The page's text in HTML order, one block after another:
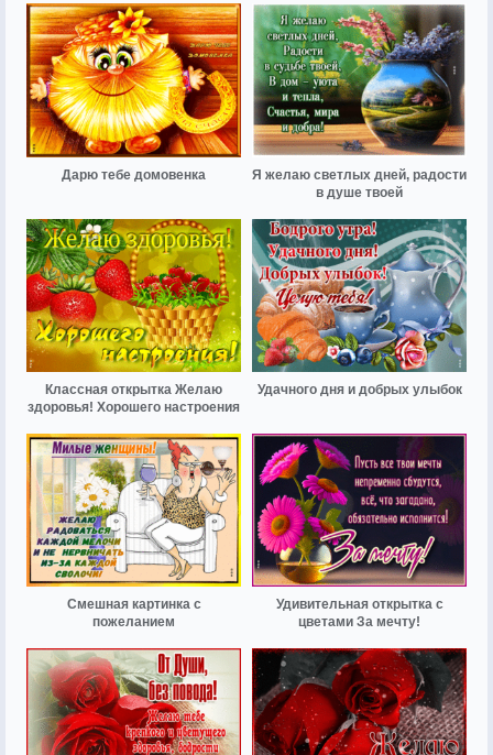
Дарю тебе домовенка
Я желаю светлых дней, радости
в душе твоей
Классная открытка Желаю
здоровья! Хорошего настроения
Удачного дня и добрых улыбок
Смешная картинка с
пожеланием
Удивительная открытка с
цветами За мечту!